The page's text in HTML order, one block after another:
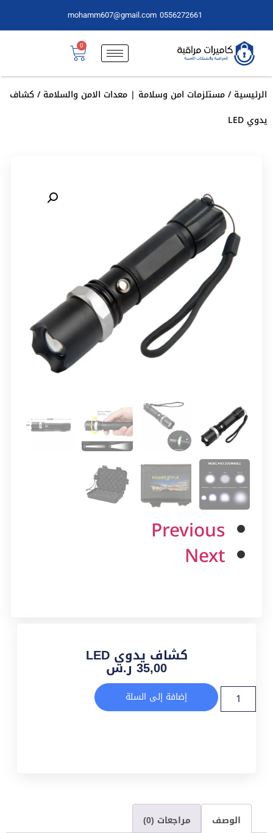
0556272661
mohamm607@gmail.com
0
الرئيسية/مستلزمات امن وسلامة | معدات الامن والسلامة/ كشاف
يدوي LED
Previous
Next
كشاف يدوي LED
35,00 ر.س
إضافة إلى السلة
الوصف مراجعات (0)